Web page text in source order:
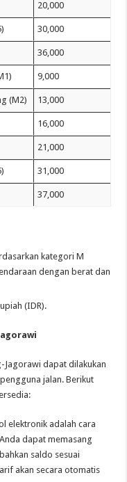
20,000
30,000
36,000
9,000
(M2) 13,000
16,000
21,000
31,000
37,000
kategori M
dengan berat dan
(IDR).
Jagorawi dapat dilakukan
jalan. Berikut
elektronik adalah cara
dapat memasang
saldo sesuai
akan secara otomatis